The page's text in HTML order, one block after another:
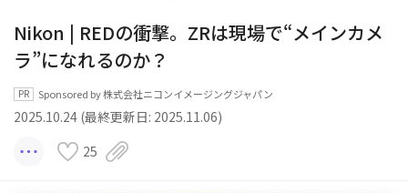
Nikon | REDの衝撃。ZRは現場で“メインカメ
ラ”になれるのか？
Sponsored by 株式会社ニコンイメージングジャパン
2025.10.24 (最終更新日: 2025.11.06)
25